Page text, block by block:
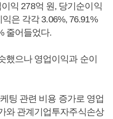
익 278억 원, 당기순이익
은 각각 3.06%, 76.91%
줄어들었다.
했으나 영업이익과 순이
팅 관련 비용 증가로 영업
와 관계기업투자주식손상